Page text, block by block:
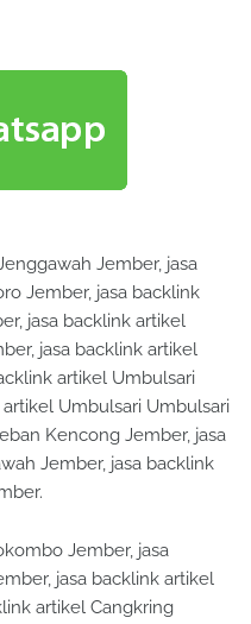
Jember, jasa
Jember, jasa backlink
jasa backlink artikel
jasa backlink artikel
artikel Umbulsari
Umbulsari Umbulsari
Kencong Jember, jasa
Jember, jasa backlink
Jember, jasa
jasa backlink artikel
artikel Cangkring